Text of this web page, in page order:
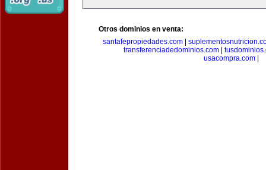
Otros dominios en venta:
santafepropiedades.com|
transferenciadedominios.com|
usacompra.com|